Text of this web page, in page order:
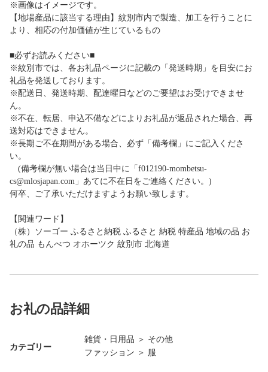
※画像はイメージです。
【地場産品に該当する理由】紋別市内で製造、加工を行うことに
より、相応の付加価値が生じているもの
■必ずお読みください■
※紋別市では、各お礼品ページに記載の「発送時期」を目安にお
礼品を発送しております。
※配送日、発送時期、配達曜日などのご要望はお受けできませ
ん。
※不在、転居、申込不備などによりお礼品が返品された場合、再
送対応はできません。
※長期ご不在期間がある場合、必ず「備考欄」にご記入くださ
い。
(備考欄が無い場合は当日中に「f012190-mombetsu-
cs@mlosjapan.com」あてに不在日をご連絡ください。)
何卒、ご了承いただけますようお願い致します。
【関連ワード】
（株）ソーゴー ふるさと納税 ふるさと 納税 特産品 地域の品 お
礼の品 もんべつ オホーツク 紋別市 北海道
お礼の品詳細
カテゴリー
雑貨・日用品 ＞ その他
ファッション ＞ 服